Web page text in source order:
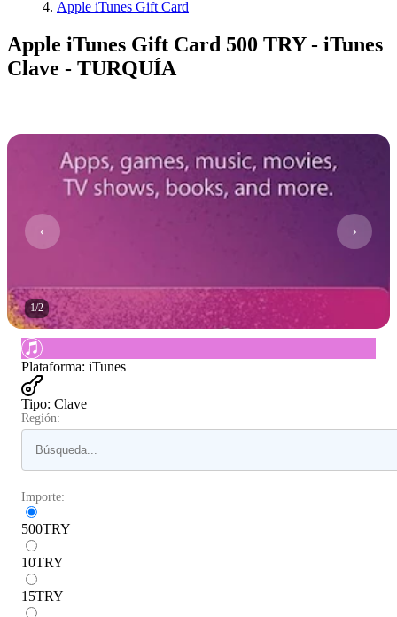
Apple iTunes Gift Card
Apple iTunes Gift Card 500 TRY - iTunes
Clave - TURQUÍA
1/2
Plataforma: iTunes
Tipo: Clave
Región:
Importe:
500TRY
10TRY
15TRY